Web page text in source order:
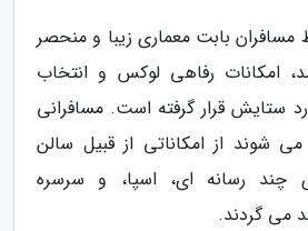
مسافران بابت معماری زیبا و منحصر
امکانات رفاهی لوکس و انتخاب
ستایش قرار گرفته است. مسافرانی
می شوند از امکاناتی از قبیل سالن
چند رسانه ای، اسپا، و سرسره
می گردند.